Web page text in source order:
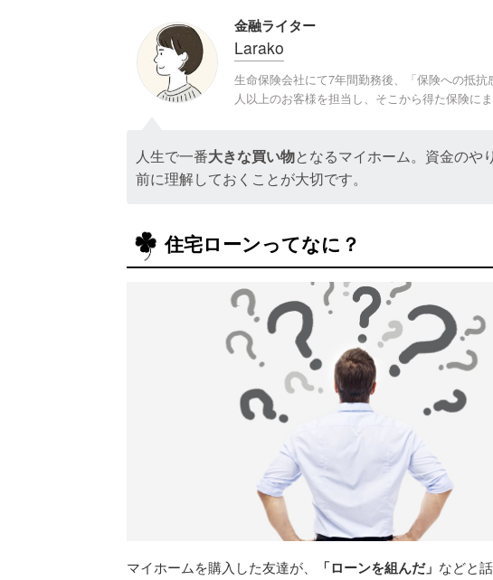
金融ライター
Larako
生命保険会社にて7年間勤務後、「保険への抵
人以上のお客様を担当し、そこから得た保険に
人生で一番大きな買い物となるマイホーム。資金のや
前に理解しておくことが大切です。
住宅ローンってなに？
マイホームを購入した友達が、 「ローンを組んだ」 などと